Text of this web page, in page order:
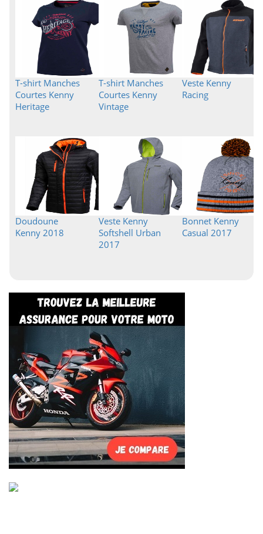
T-shirt Manches
Courtes Kenny
Heritage
T-shirt Manches
Courtes Kenny
Vintage
Veste Kenny
Racing
Doudoune
Kenny 2018
Veste Kenny
Softshell Urban
2017
Bonnet Kenny
Casual 2017